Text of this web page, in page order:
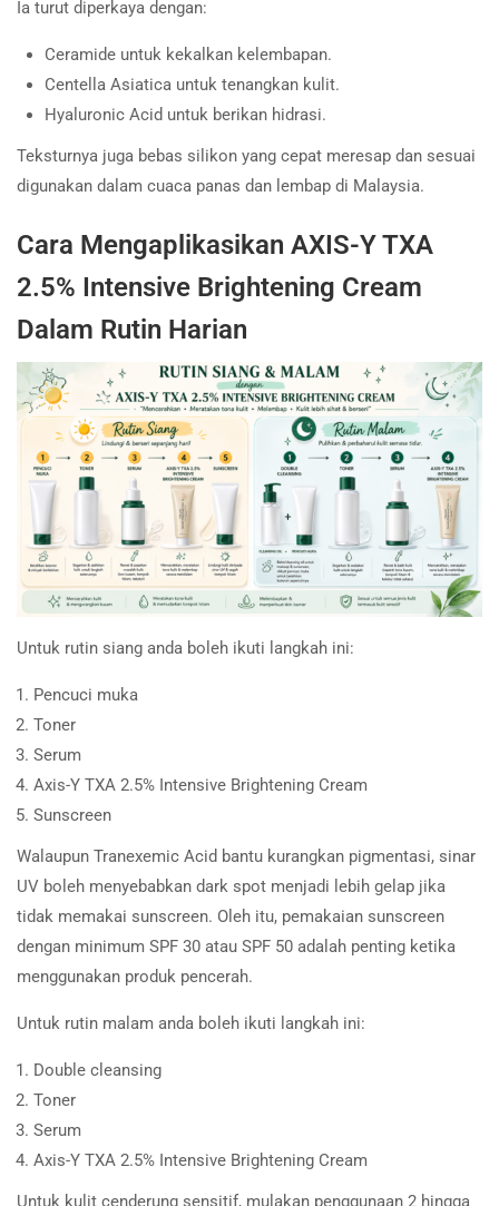
Ia turut diperkaya dengan:
Ceramide untuk kekalkan kelembapan.
Centella Asiatica untuk tenangkan kulit.
Hyaluronic Acid untuk berikan hidrasi.
Teksturnya juga bebas silikon yang cepat meresap dan sesuai
digunakan dalam cuaca panas dan lembap di Malaysia.
Cara Mengaplikasikan AXIS-Y TXA
2.5% Intensive Brightening Cream
Dalam Rutin Harian
Untuk rutin siang anda boleh ikuti langkah ini:
Pencuci muka
Toner
Serum
Axis-Y TXA 2.5% Intensive Brightening Cream
Sunscreen
Walaupun Tranexemic Acid bantu kurangkan pigmentasi, sinar
UV boleh menyebabkan dark spot menjadi lebih gelap jika
tidak memakai sunscreen. Oleh itu, pemakaian sunscreen
dengan minimum SPF 30 atau SPF 50 adalah penting ketika
menggunakan produk pencerah.
Untuk rutin malam anda boleh ikuti langkah ini:
Double cleansing
Toner
Serum
Axis-Y TXA 2.5% Intensive Brightening Cream